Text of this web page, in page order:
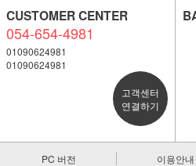
CUSTOMER CENTER
054-654-4981
01090624981
01090624981
고객센터
연결하기
PC 버전 이용안내